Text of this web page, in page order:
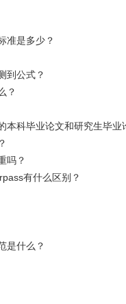
准是多少？
到公式？
？
科毕业论文和研究生毕业
吗？
有什么区别？
是什么？